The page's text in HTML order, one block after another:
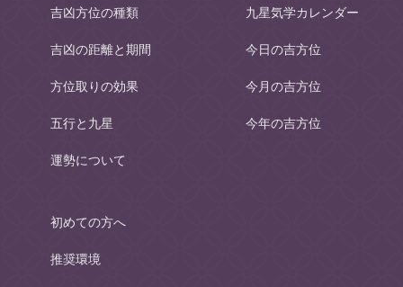
吉凶方位の種類
吉凶の距離と期間
方位取りの効果
五行と九星
運勢について
九星気学カレンダー
今日の吉方位
今月の吉方位
今年の吉方位
初めての方へ
推奨環境